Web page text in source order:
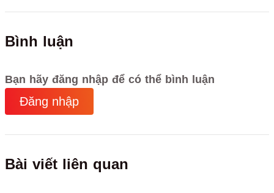
Bình luận
Bạn hãy đăng nhập để có thể bình luận
Đăng nhập
Bài viết liên quan